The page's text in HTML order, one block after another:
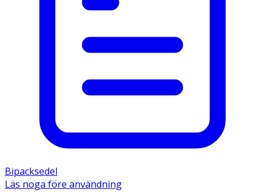
Bipacksedel
Läs noga före användning